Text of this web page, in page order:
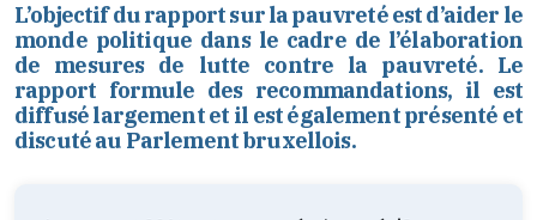
L’objectif du rapport sur la pauvreté est d’aider le
monde politique dans le cadre de l’élaboration
de mesures de lutte contre la pauvreté. Le
rapport formule des recommandations, il est
diffusé largement et il est également présenté et
discuté au Parlement bruxellois.